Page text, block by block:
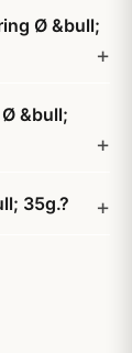
Ø &bull;
&bull;
35g.?